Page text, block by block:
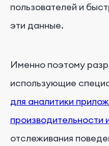
пользователей и
эти данные.
Именно поэтому
использующие
для аналитики
производительности
отслеживания